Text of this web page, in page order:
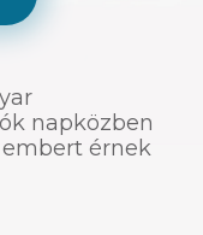
napközben
embert érnek